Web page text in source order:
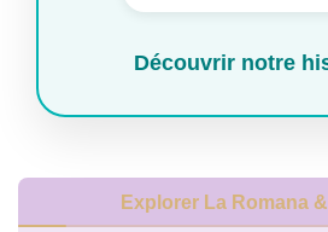
Découvrir notre
Explorer La Romana